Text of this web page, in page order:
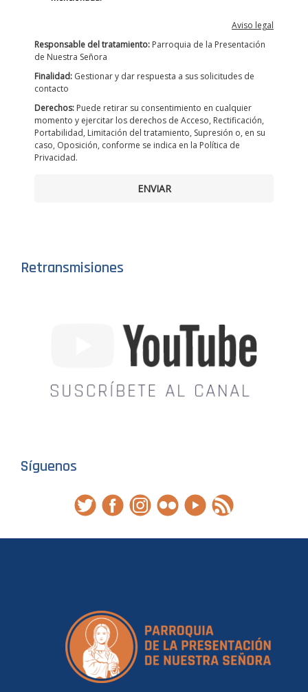
Aviso legal
Responsable del tratamiento: Parroquia de la Presentación
de Nuestra Señora
Finalidad: Gestionar y dar respuesta a sus solicitudes de
contacto
Derechos: Puede retirar su consentimiento en cualquier
momento y ejercitar los derechos de Acceso, Rectificación,
Portabilidad, Limitación del tratamiento, Supresión o, en su
caso, Oposición, conforme se indica en la Política de
Privacidad.
ENVIAR
Retransmisiones
Síguenos